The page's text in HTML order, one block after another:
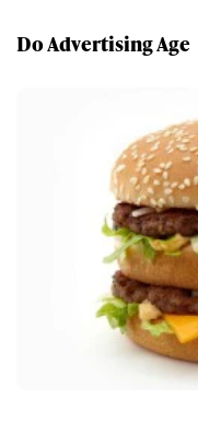
Do Advertising Age